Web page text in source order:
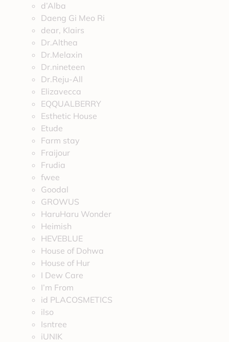
d’Alba
Daeng Gi Meo Ri
dear, Klairs
Dr.Althea
Dr.Melaxin
Dr.nineteen
Dr.Reju-All
Elizavecca
EQQUALBERRY
Esthetic House
Etude
Farm stay
Fraijour
Frudia
fwee
Goodal
GROWUS
HaruHaru Wonder
Heimish
HEVEBLUE
House of Dohwa
House of Hur
I Dew Care
I’m From
id PLACOSMETICS
ilso
Isntree
iUNIK